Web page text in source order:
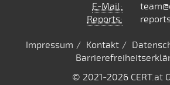
E-Mail:
Reports:
Impressum Kontakt
© 2021-2026 CERT.at